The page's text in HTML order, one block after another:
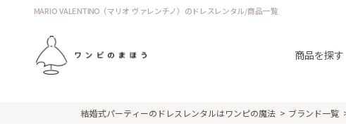
MARIO VALENTINO（マリオ ヴァレンチノ）のドレスレンタル/商品一覧
商品を探す
結婚式パーティーのドレスレンタルはワンピの魔法 ブランド一覧